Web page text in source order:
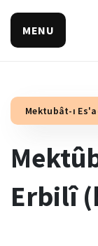
MENU
Mektubât-ı
Erbilî